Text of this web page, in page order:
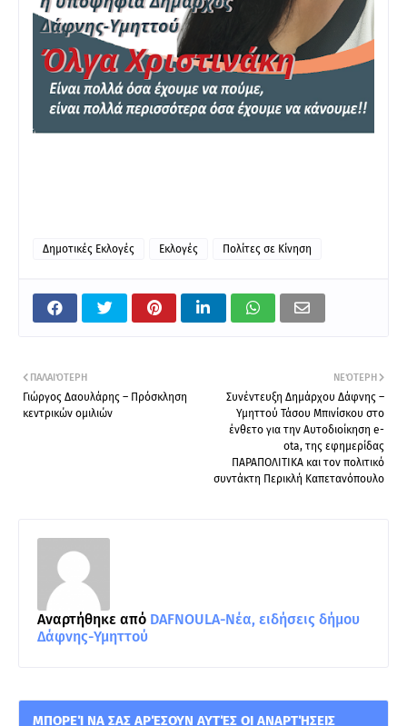
Δημοτικές Εκλογές Εκλογές Πολίτες σε Κίνηση
ΝΕΌΤΕΡΗ
Συνέντευξη Δημάρχου Δάφνης –
Υμηττού Τάσου Μπινίσκου στο
ένθετο για την Αυτοδιοίκηση e-
ota, της εφημερίδας
ΠΑΡΑΠΟΛΙΤΙΚΑ και τον πολιτικό
συντάκτη Περικλή Καπετανόπουλο
ΠΑΛΑΙΌΤΕΡΗ
Γιώργος Δαουλάρης – Πρόσκληση
κεντρικών ομιλιών
Αναρτήθηκε από DAFNOULA-Νέα, ειδήσεις δήμου
Δάφνης-Υμηττού
ΜΠΟΡΕΊ ΝΑ ΣΑΣ ΑΡΈΣΟΥΝ ΑΥΤΈΣ ΟΙ ΑΝΑΡΤΉΣΕΙΣ